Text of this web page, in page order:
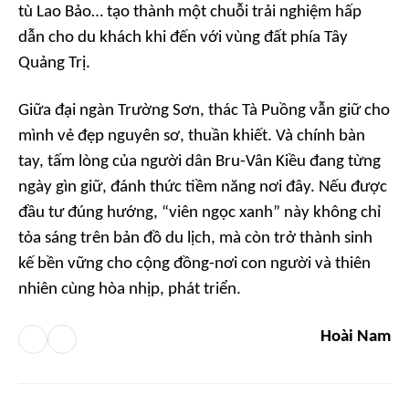
tù Lao Bảo… tạo thành một chuỗi trải nghiệm hấp
dẫn cho du khách khi đến với vùng đất phía Tây
Quảng Trị.
Giữa đại ngàn Trường Sơn, thác Tà Puồng vẫn giữ cho
mình vẻ đẹp nguyên sơ, thuần khiết. Và chính bàn
tay, tấm lòng của người dân Bru-Vân Kiều đang từng
ngày gìn giữ, đánh thức tiềm năng nơi đây. Nếu được
đầu tư đúng hướng, “viên ngọc xanh” này không chỉ
tỏa sáng trên bản đồ du lịch, mà còn trở thành sinh
kế bền vững cho cộng đồng-nơi con người và thiên
nhiên cùng hòa nhịp, phát triển.
Hoài Nam